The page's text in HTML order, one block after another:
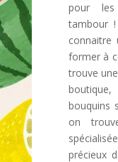
pour les
tambour
connaitre
former à
trouve
bouquins
on
précieux